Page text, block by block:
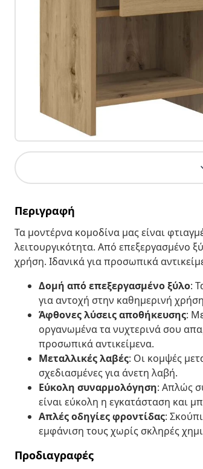
Περιγραφή
Τα μοντέρνα κομοδίνα μας είναι
λειτουργικότητα. Από επεξεργασμένο
χρήση. Ιδανικά για προσωπικά
Δομή από επεξεργασμένο ξύλο:
για αντοχή στην καθημερινή
Άφθονες λύσεις αποθήκευσης:
οργανωμένα τα νυχτερινά σου
προσωπικά αντικείμενα.
Μεταλλικές λαβές: Οι κομψές
σχεδιασμένες για άνετη λαβή.
Εύκολη συναρμολόγηση: Απλώς
είναι εύκολη η εγκατάσταση και
Απλές οδηγίες φροντίδας:
εμφάνιση τους χωρίς σκληρές
Προδιαγραφές